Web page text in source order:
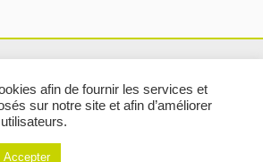
© 2024 delire-construction.be
afin de fournir les services et
sur notre site et afin d’améliorer
Accepter